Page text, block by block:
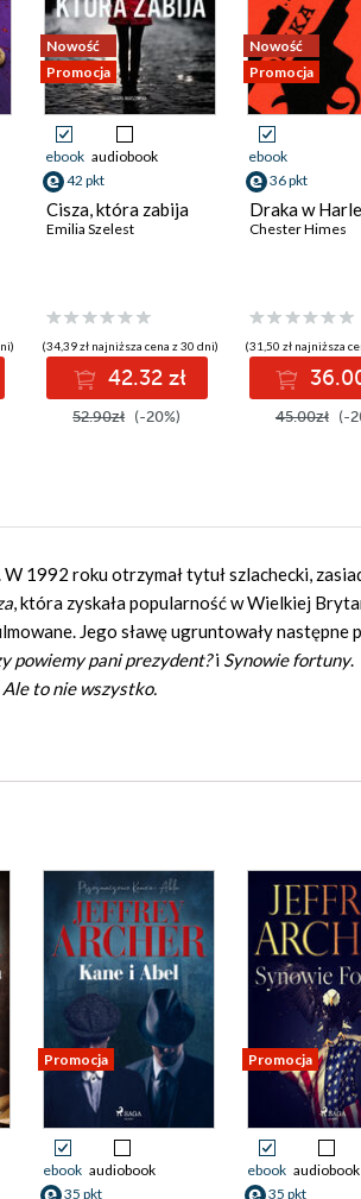
Nowość
Promocja
ebook audiobook
42 pkt
Cisza, która zabija
Emilia Szelest
(34,39 zł najniższa cena z 30 dni)
42.32 zł
52.90zł (-20%)
Nowość
Promocja
ebook
36 pkt
Draka w
Chester Himes
(31,50 zł najniższa
45.00zł (-
1992 roku otrzymał tytuł szlachecki,
, która zyskała popularność w Wielkiej
Jego sławę ugruntowały następne
powiemy pani prezydent?i Synowie fortuny.
Ale to nie wszystko.
Promocja
ebook audiobook
35 pkt
Promocja
ebook audiobook
35 pkt